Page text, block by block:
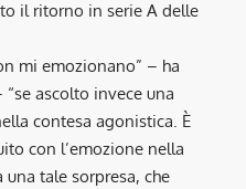
il ritorno in serie A delle
mi emozionano” – ha
ascolto invece una
contesa agonistica. È
con l’emozione nella
tale sorpresa, che